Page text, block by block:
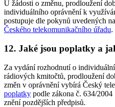
U žádosti o změnu, prodloužení
individuálního oprávnění k
postupuje dle pokynů uvedených na
Českého telekomunikačního úřadu.
12. Jaké jsou poplatky a
Za vydání rozhodnutí o
rádiových kmitočtů, prodloužení
změn v oprávnění vybírá Český
poplatky podle zákona č. 634/
znění pozdějších předpisů.